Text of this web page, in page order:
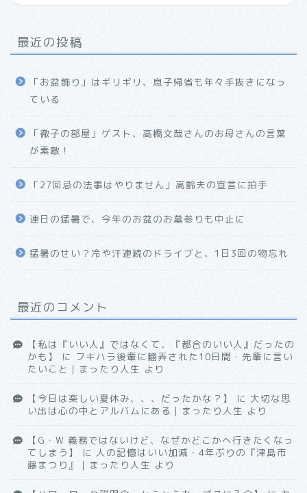
最近の投稿
「お盆飾り」はギリギリ、息子帰省も年々手抜きになっ
ている
「徹子の部屋」ゲスト、高橋文哉さんのお母さんの言葉
が素敵！
「27回忌の法事はやりません」高齢夫の宣言に拍手
連日の猛暑で、今年のお盆のお墓参りも中止に
猛暑のせい？冷や汗連続のドライブと、1日3回の物忘れ
最近のコメント
【私は『いい人』ではなくて、『都合のいい人』だったの
かも】
に フキハラ後輩に翻弄された10日間・先輩に言い
たいこと｜まったり人生 より
【今日は楽しい夏休み、、、だったかな？】 に 大切な思
い出は心の中とアルバムにある｜まったり人生 より
【G・W 義務ではないけど、なぜかどこかへ行きたくなっ
てしまう】
に 人の記憶はいい加減・4年ぶりの『津島市
藤まつり』｜まったり人生 より